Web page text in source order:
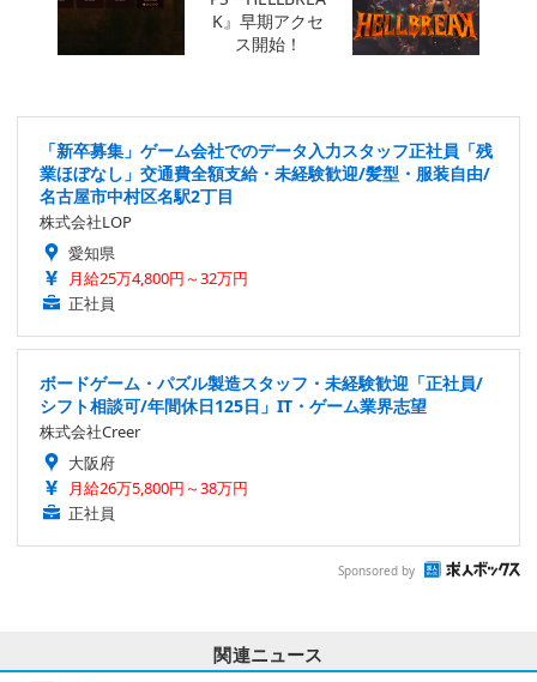
「新卒募集」ゲーム会社でのデータ入力スタッフ正社員「残
業ほぼなし」交通費全額支給・未経験歓迎/髪型・服装自由/
名古屋市中村区名駅2丁目
株式会社LOP
愛知県
月給25万4,800円～32万円
正社員
ボードゲーム・パズル製造スタッフ・未経験歓迎「正社員/
シフト相談可/年間休日125日」IT・ゲーム業界志望
株式会社Creer
大阪府
月給26万5,800円～38万円
正社員
Sponsored by
関連ニュース